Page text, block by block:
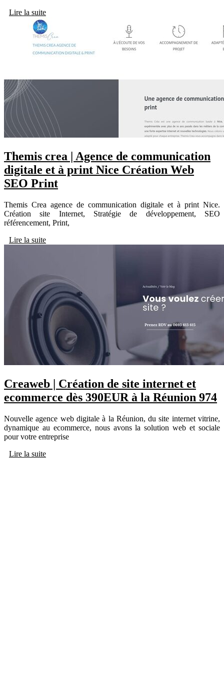
Lire la suite
Themis crea | Agence de com­munica­tion
digitale et à print Nice Création Web
SEO Print
Themis Crea agence de communication digitale et à print Nice.
Création site Internet, Stratégie de développement, SEO
référencement, Print,
Lire la suite
Creaweb | Création de site internet et
ecommerce dès 390EUR à la Réunion 974
Nouvelle agence web digitale à la Réunion, du site internet vitrine,
dynamique au ecommerce, nous avons la solution web et sociale
pour votre entreprise
Lire la suite